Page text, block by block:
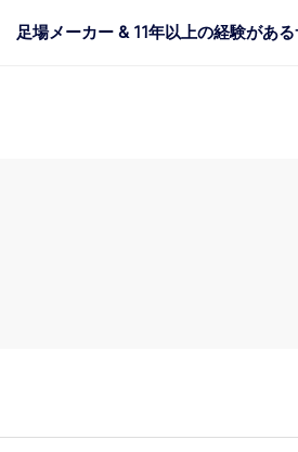
足場メーカー & 11年以上の経験があ